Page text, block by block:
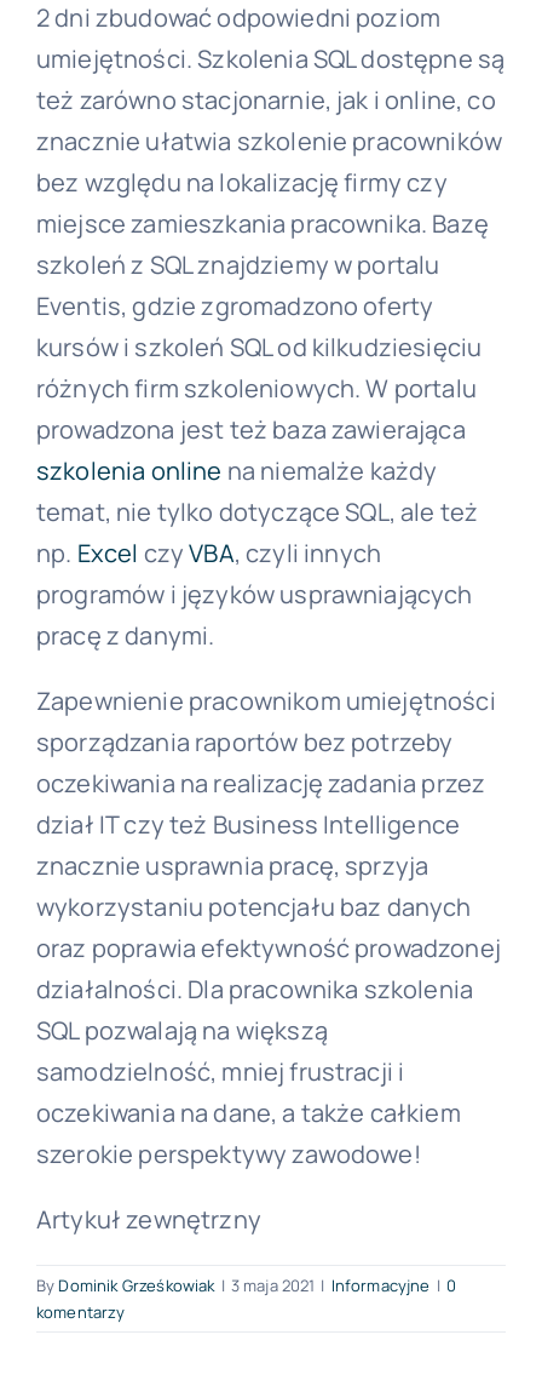
2 dni zbudować odpowiedni poziom
umiejętności. Szkolenia SQL dostępne są
też zarówno stacjonarnie, jak i online, co
znacznie ułatwia szkolenie pracowników
bez względu na lokalizację firmy czy
miejsce zamieszkania pracownika. Bazę
szkoleń z SQL znajdziemy w portalu
Eventis, gdzie zgromadzono oferty
kursów i szkoleń SQL od kilkudziesięciu
różnych firm szkoleniowych. W portalu
prowadzona jest też baza zawierająca
szkolenia online na niemalże każdy
temat, nie tylko dotyczące SQL, ale też
np. Excel czyVBA, czyli innych
programów i języków usprawniających
pracę z danymi.
Zapewnienie pracownikom umiejętności
sporządzania raportów bez potrzeby
oczekiwania na realizację zadania przez
dział IT czy też Business Intelligence
znacznie usprawnia pracę, sprzyja
wykorzystaniu potencjału baz danych
oraz poprawia efektywność prowadzonej
działalności. Dla pracownika szkolenia
SQL pozwalają na większą
samodzielność, mniej frustracji i
oczekiwania na dane, a także całkiem
szerokie perspektywy zawodowe!
Artykuł zewnętrzny
ByDominik Grześkowiak | 3 maja 2021 | Informacyjne | 0
komentarzy